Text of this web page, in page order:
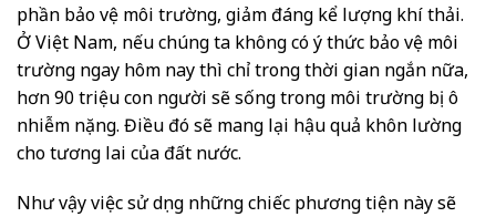
phần bảo vệ môi trường, giảm đáng kể lượng khí thải.
Ở Việt Nam, nếu chúng ta không có ý thức bảo vệ môi
trường ngay hôm nay thì chỉ trong thời gian ngắn nữa,
hơn 90 triệu con người sẽ sống trong môi trường bị ô
nhiễm nặng. Điều đó sẽ mang lại hậu quả khôn lường
cho tương lai của đất nước.
Như vậy việc sử dụng những chiếc phương tiện này sẽ